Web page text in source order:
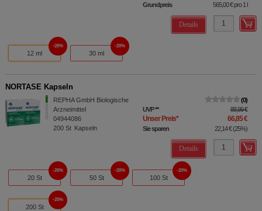
Grundpreis
565,00 €pro 1 l
Details
12 ml
20%
30 ml
20%
NORTASE Kapseln
REPHA GmbH Biologische
Arzneimittel
04944086
200 St Kapseln
0
UVP** 88,99 €
Unser Preis* 66,85 €
Sie sparen 22,14 €(25%)
Details
20 St
20%
50 St
20%
100 St
20%
200 St
25%